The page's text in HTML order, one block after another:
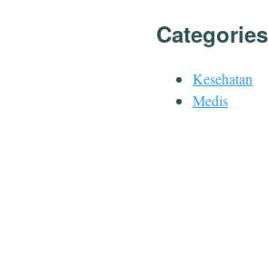
Categories
Kesehatan
Medis